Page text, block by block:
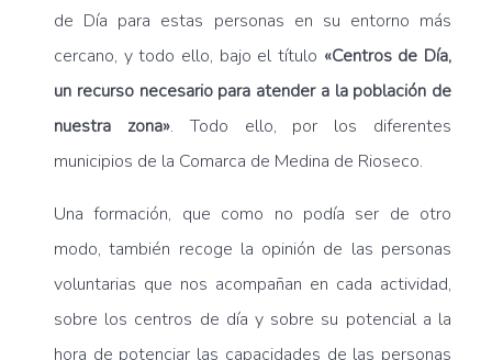
de Día para estas personas en su entorno más
cercano, y todo ello, bajo el título «Centros de Día,
un recurso necesario para atender a la población de
nuestra zona». Todo ello, por los diferentes
municipios de la Comarca de Medina de Rioseco.
Una formación, que como no podía ser de otro
modo, también recoge la opinión de las personas
voluntarias que nos acompañan en cada actividad,
sobre los centros de día y sobre su potencial a la
hora de potenciar las capacidades de las personas